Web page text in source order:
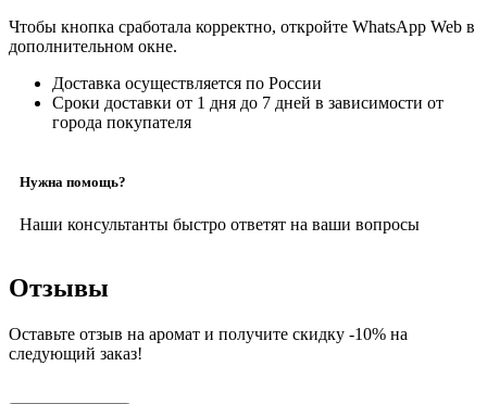
Чтобы кнопка сработала корректно, откройте WhatsApp Web в
дополнительном окне.
Доставка осуществляется по России
Сроки доставки от 1 дня до 7 дней в зависимости от
города покупателя
Нужна помощь?
Наши консультанты быстро ответят на ваши вопросы
Отзывы
Оставьте отзыв на аромат и получите скидку -10% на
следующий заказ!